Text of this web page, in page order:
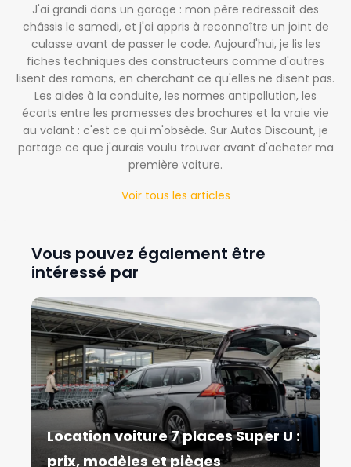
J'ai grandi dans un garage : mon père redressait des
châssis le samedi, et j'ai appris à reconnaître un joint de
culasse avant de passer le code. Aujourd'hui, je lis les
fiches techniques des constructeurs comme d'autres
lisent des romans, en cherchant ce qu'elles ne disent pas.
Les aides à la conduite, les normes antipollution, les
écarts entre les promesses des brochures et la vraie vie
au volant : c'est ce qui m'obsède. Sur Autos Discount, je
partage ce que j'aurais voulu trouver avant d'acheter ma
première voiture.
Voir tous les articles
Vous pouvez également être
intéressé par
Location voiture 7 places Super U :
prix, modèles et pièges